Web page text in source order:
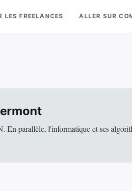
LES FREELANCES ALLER SUR
parallèle, l'informatique et ses